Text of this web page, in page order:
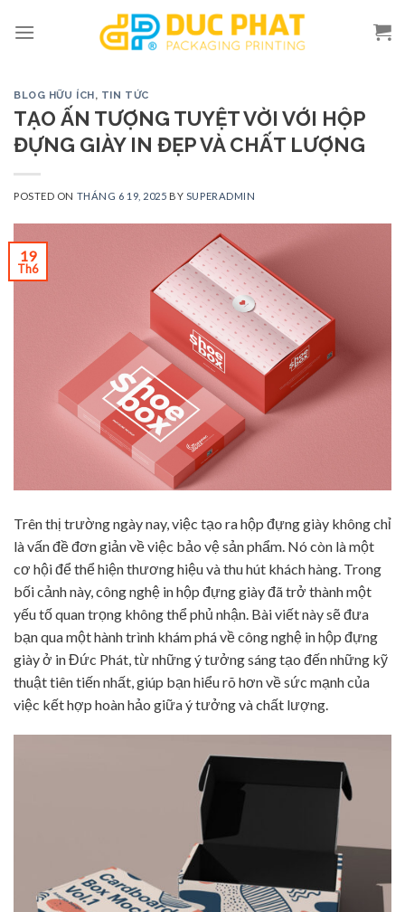
BLOG HỮU ÍCH, TIN TỨC
TẠO ẤN TƯỢNG TUYỆT VỜI VỚI HỘP
ĐỰNG GIÀY IN ĐẸP VÀ CHẤT LƯỢNG
POSTED ON THÁNG 6 19, 2025 BY SUPERADMIN
19
Th6
Trên thị trường ngày nay, việc tạo ra hộp đựng giày không chỉ
là vấn đề đơn giản về việc bảo vệ sản phẩm. Nó còn là một
cơ hội để thể hiện thương hiệu và thu hút khách hàng. Trong
bối cảnh này, công nghệ in hộp đựng giày đã trở thành một
yếu tố quan trọng không thể phủ nhận. Bài viết này sẽ đưa
bạn qua một hành trình khám phá về công nghệ in hộp đựng
giày ở in Đức Phát, từ những ý tưởng sáng tạo đến những kỹ
thuật tiên tiến nhất, giúp bạn hiểu rõ hơn về sức mạnh của
việc kết hợp hoàn hảo giữa ý tưởng và chất lượng.